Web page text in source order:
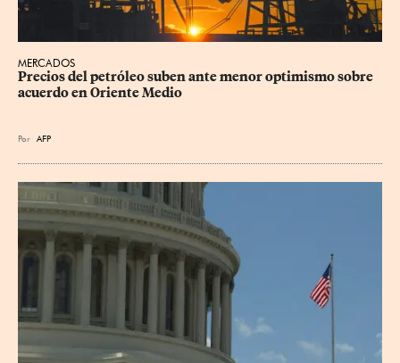
MERCADOS
Precios del petróleo suben ante menor optimismo sobre
acuerdo en Oriente Medio
Por AFP